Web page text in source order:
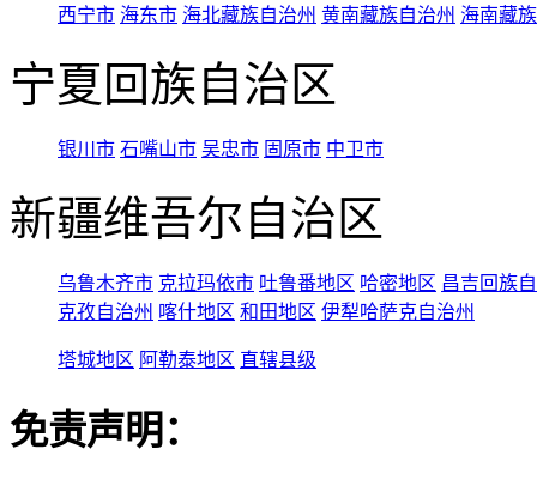
西宁市 海东市 海北藏族自治州 黄南藏族自治州 海南藏
宁夏回族自治区
银川市 石嘴山市 吴忠市 固原市 中卫市
新疆维吾尔自治区
乌鲁木齐市 克拉玛依市 吐鲁番地区 哈密地区 昌吉回族
克孜自治州 喀什地区 和田地区 伊犁哈萨克自治州
塔城地区 阿勒泰地区 直辖县级
免责声明：